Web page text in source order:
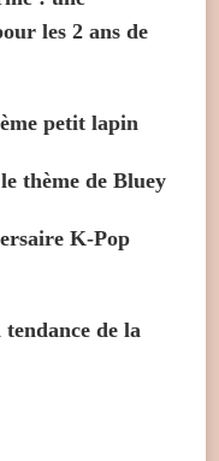
les 2 ans de
petit lapin
thème de Bluey
K-Pop
de la